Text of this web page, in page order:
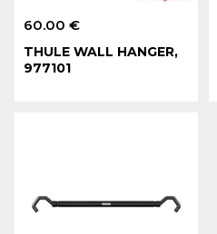
60.00 €
THULE WALL HANGER,
977101